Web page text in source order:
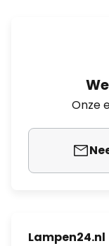
Onze
Lampen24.nl